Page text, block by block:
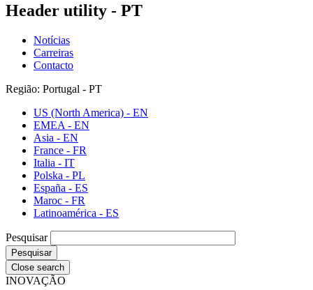
Header utility - PT
Notícias
Carreiras
Contacto
Região: Portugal - PT
US (North America) - EN
EMEA - EN
Asia - EN
France - FR
Italia - IT
Polska - PL
España - ES
Maroc - FR
Latinoamérica - ES
Pesquisar
Close search
INOVAÇÃO